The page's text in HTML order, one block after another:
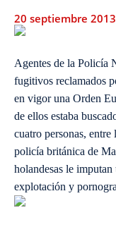
20 septiembre 2013
Agentes de la Policía
fugitivos reclamados
en vigor una Orden
de ellos estaba
cuatro personas, entre
policía británica de
holandesas le
explotación y